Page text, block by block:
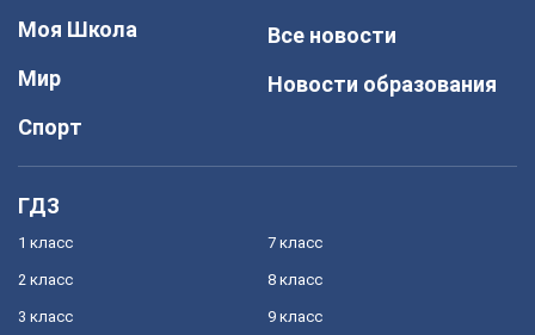
Моя Школа
Мир
Спорт
Все новости
Новости образования
ГДЗ
1 класс
2 класс
3 класс
7 класс
8 класс
9 класс